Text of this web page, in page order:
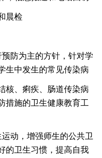
晨检
防为主的方针，针对学
生中发生的常见传染病
核、痢疾、肠道传染病
措施的卫生健康教育工
动，增强师生的公共卫
的卫生习惯，提高自我